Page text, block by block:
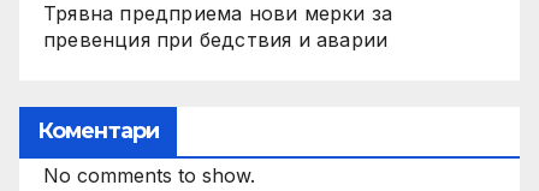
Трявна предприема нови мерки за
превенция при бедствия и аварии
Коментари
No comments to show.